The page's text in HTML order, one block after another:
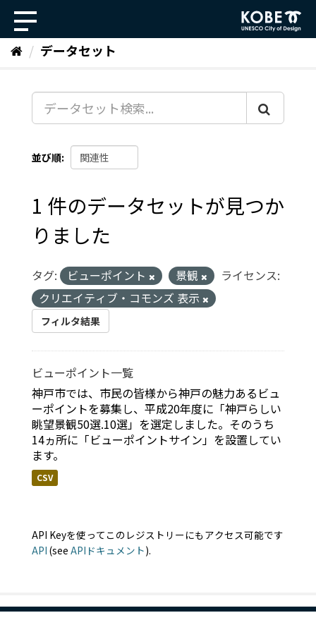
ッ
データセット
並び順
1 件のデータセットが見つか
りました
タグ: ビューポイント 景観
ライセンス:
クリエイティブ・コモンズ 表示
フィルタ結果
ビューポイント一覧
神戸市では、市民の皆様から神戸の魅力あるビュ
ーポイントを募集し、平成20年度に「神戸らしい
眺望景観50選.10選」を選定しました。そのうち
14ヵ所に「ビューポイントサイン」を設置してい
ます。
CSV
API Keyを使ってこのレジストリーにもアクセス可能です
API (see APIドキュメント).